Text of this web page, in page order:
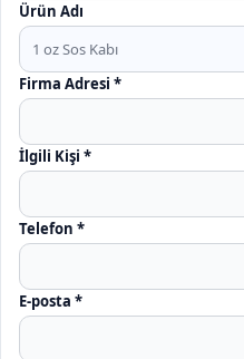
Ürün Adı
Firma Adresi *
İlgili Kişi *
Telefon *
E-posta *